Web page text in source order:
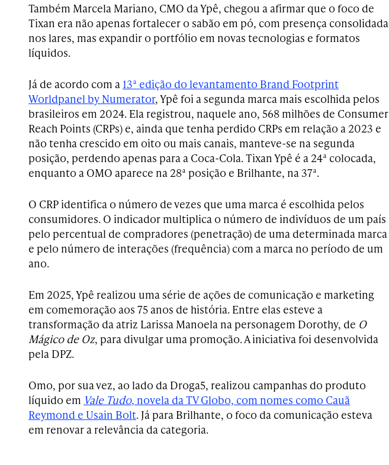
Também Marcela Mariano, CMO da Ypê, chegou a afirmar que o foco de
Tixan era não apenas fortalecer o sabão em pó, com presença consolidada
nos lares, mas expandir o portfólio em novas tecnologias e formatos
líquidos.
Já de acordo com a 13ª edição do levantamento Brand Footprint
Worldpanel by Numerator, Ypê foi a segunda marca mais escolhida pelos
brasileiros em 2024. Ela registrou, naquele ano, 568 milhões de Consumer
Reach Points (CRPs) e, ainda que tenha perdido CRPs em relação a 2023 e
não tenha crescido em oito ou mais canais, manteve-se na segunda
posição, perdendo apenas para a Coca-Cola. Tixan Ypê é a 24ª colocada,
enquanto a OMO aparece na 28ª posição e Brilhante, na 37ª.
O CRP identifica o número de vezes que uma marca é escolhida pelos
consumidores. O indicador multiplica o número de indivíduos de um país
pelo percentual de compradores (penetração) de uma determinada marca
e pelo número de interações (frequência) com a marca no período de um
ano.
Em 2025, Ypê realizou uma série de ações de comunicação e marketing
em comemoração aos 75 anos de história. Entre elas esteve a
transformação da atriz Larissa Manoela na personagem Dorothy, de O
Mágico de Oz, para divulgar uma promoção. A iniciativa foi desenvolvida
pela DPZ.
Omo, por sua vez, ao lado da Droga5, realizou campanhas do produto
líquido em Vale Tudo, novela da TV Globo, com nomes como Cauã
Reymond e Usain Bolt. Já para Brilhante, o foco da comunicação esteva
em renovar a relevância da categoria.